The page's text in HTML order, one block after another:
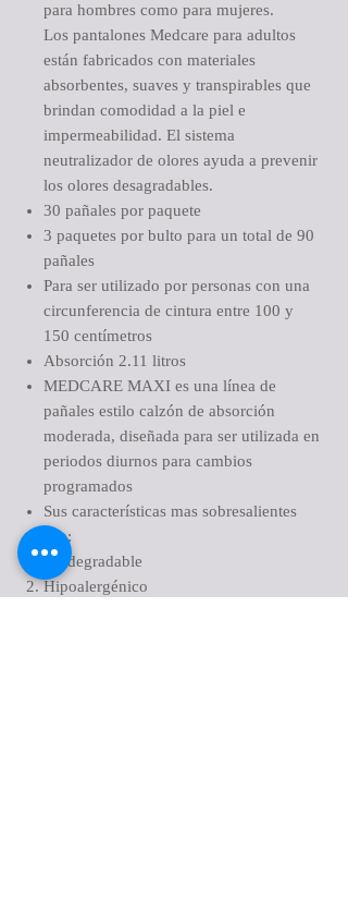
para hombres como para mujeres.
Los pantalones Medcare para adultos
están fabricados con materiales
absorbentes, suaves y transpirables que
brindan comodidad a la piel e
impermeabilidad. El sistema
neutralizador de olores ayuda a prevenir
los olores desagradables.
30 pañales por paquete
3 paquetes por bulto para un total de 90
pañales
Para ser utilizado por personas con una
circunferencia de cintura entre 100 y
150 centímetros
Absorción 2.11 litros
MEDCARE MAXI es una línea de
pañales estilo calzón de absorción
moderada, diseñada para ser utilizada en
periodos diurnos para cambios
programados
Sus características mas sobresalientes
son:
Biodegradable
Hipoalergénico